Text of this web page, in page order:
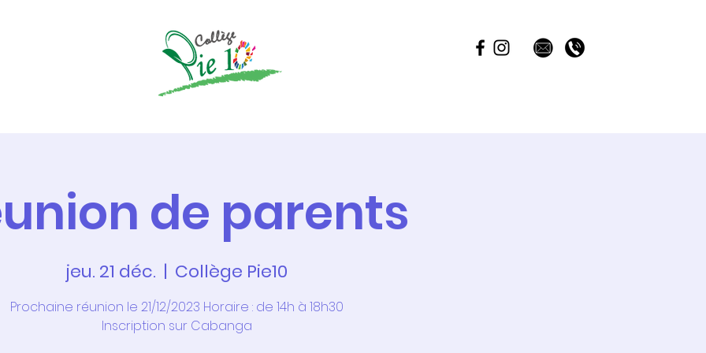
de parents
jeu. 21 déc.
  |
Collège Pie10
Prochaine réunion le 21/12/2023 Horaire : de 14h à 18h30
Inscription sur Cabanga